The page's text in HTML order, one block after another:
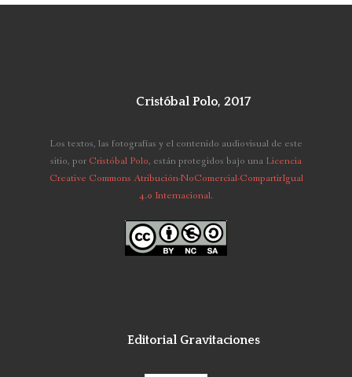
Cristóbal Polo, 2017
Los textos, las fotografías y el contenido audiovisual de este
sitio, por Cristóbal Polo, están protegidos bajo una Licencia
Creative Commons Atribución-NoComercial-CompartirIgual
4.0 Internacional.
Editorial Gravitaciones